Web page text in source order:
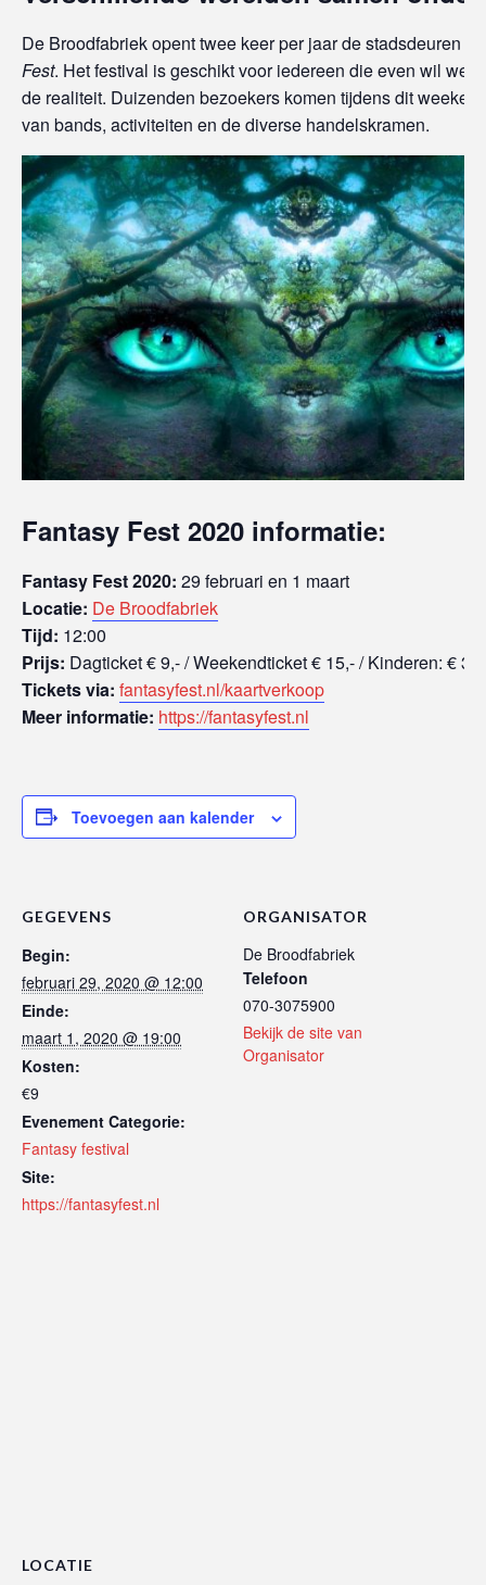
De Broodfabriek opent twee keer per jaar de stadsdeuren
Fest. Het festival is geschikt voor iedereen die even wil
de realiteit. Duizenden bezoekers komen tijdens dit
van bands, activiteiten en de diverse handelskramen.
Fantasy Fest 2020 informatie:
Fantasy Fest 2020: 29 februari en 1 maart
Locatie: De Broodfabriek
Tijd: 12:00
Prijs: Dagticket€ 9,- / Weekendticket € 15,- / Kinderen: € 3,-
Tickets via: fantasyfest.nl/kaartverkoop
Meer informatie: https://fantasyfest.nl
Toevoegen aan kalender
GEGEVENS
Begin:
februari 29, 2020 @ 12:00
Einde:
maart 1, 2020 @ 19:00
Kosten:
€9
Evenement Categorie:
Fantasy festival
Site:
https://fantasyfest.nl
ORGANISATOR
De Broodfabriek
Telefoon
070-3075900
Bekijk de site van
Organisator
LOCATIE